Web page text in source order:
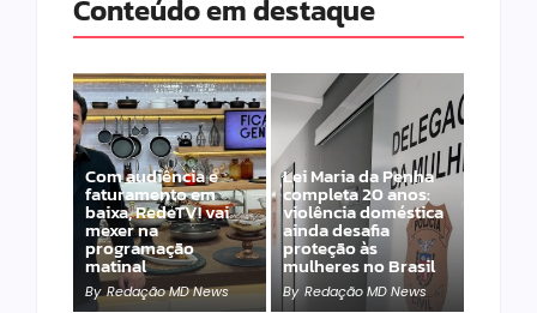
Conteúdo em destaque
Com audiência e
faturamento em
baixa, RedeTV! vai
mexer na
programação
matinal
By Redação MD News
Lei Maria da Penha
completa 20 anos:
violência doméstica
ainda desafia
proteção às
mulheres no Brasil
By Redação MD News